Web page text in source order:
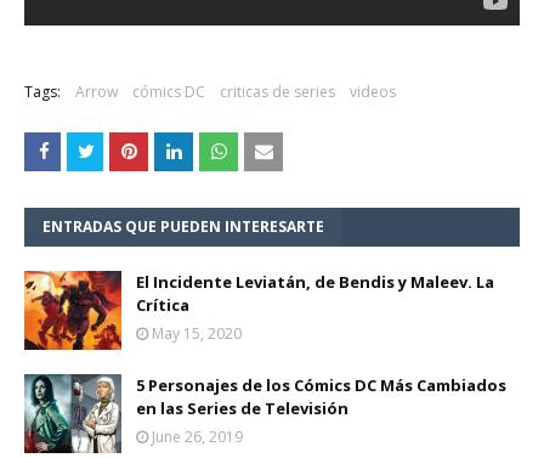
Tags: Arrow cómics DC criticas de series videos
ENTRADAS QUE PUEDEN INTERESARTE
El Incidente Leviatán, de Bendis y Maleev. La
Crítica
May 15, 2020
5 Personajes de los Cómics DC Más Cambiados
en las Series de Televisión
June 26, 2019